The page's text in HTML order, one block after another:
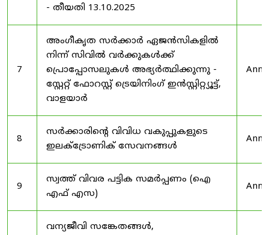
- തീയതി 13.10.2025
7
അംഗീകൃത സർക്കാർ ഏജൻസികളിൽ
നിന്ന് സിവിൽ വർക്കുകൾക്ക്
പ്രൊപ്പോസലുകൾ അഭ്യർത്ഥിക്കുന്നു -
സ്റ്റേറ്റ് ഫോറസ്റ്റ് ട്രെയിനിംഗ് ഇൻസ്റ്റിറ്റ്യൂട്ട്,
വാളയാർ
8
സർക്കാരിന്റെ വിവിധ വകുപ്പുകളുടെ
ഇലക്ട്രോണിക് സേവനങ്ങൾ
9
സ്വത്ത് വിവര പട്ടിക സമർപ്പണം (ഐ
എഫ് എസ)
വന്യജീവി സങ്കേതങ്ങൾ,